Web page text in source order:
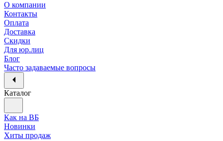
О компании
Контакты
Оплата
Доставка
Скидки
Для юр.лиц
Блог
Часто задаваемые вопросы
Каталог
Как на ВБ
Новинки
Хиты продаж